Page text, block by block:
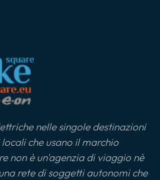
nelle singole destinazioni
che usano il marchio
non è un'agenzia di viaggio nè
rete di soggetti autonomi che